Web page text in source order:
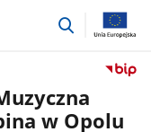
przejdź
w Opolu